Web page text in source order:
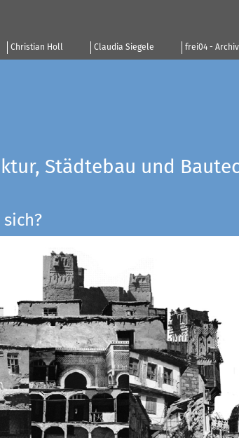
Christian Holl Claudia Siegele frei04 - Archiv
Städtebau und